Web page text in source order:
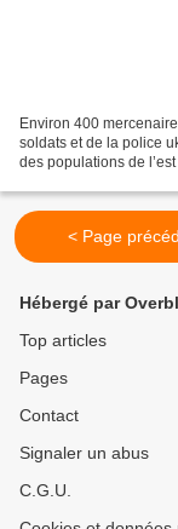
Environ 400
soldats et de la police
des populations de
< Page
Hébergé par
Top articles
Pages
Contact
Signaler un abus
C.G.U.